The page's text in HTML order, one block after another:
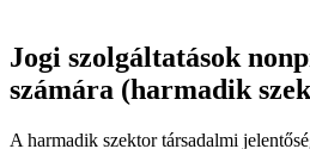
Jogi szolgáltatások
számára (harmadik
A harmadik szektor társadalmi